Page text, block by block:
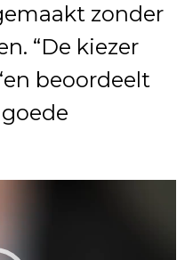
zonder
“De kiezer
beoordeelt